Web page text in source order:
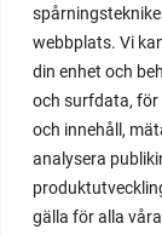
webbplats. Vi
din enhet och
och surfdata, för
och innehåll,
analysera
gälla för alla